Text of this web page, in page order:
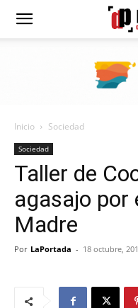
Diario
Portada
Inicio Sociedad
Sociedad
Taller de
agasajo por
Madre
Por LaPortada - 18 octubre,